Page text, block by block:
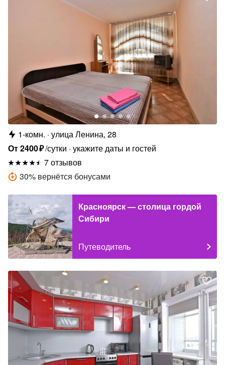
1-комн. улица Ленина, 28
От2400₽/сутки укажите даты и гостей
7 отзывов
30% вернётся бонусами
Красноярск — столица гордой
Сибири
Путеводитель